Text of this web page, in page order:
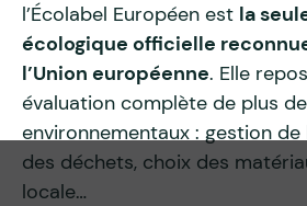
l’Écolabel Européen est la
écologique officielle
l’Union européenne. Elle
évaluation complète de plus
environnementaux : gestion de
des déchets, choix des
locale…